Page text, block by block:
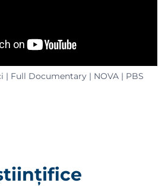
| Full Documentary | NOVA | PBS